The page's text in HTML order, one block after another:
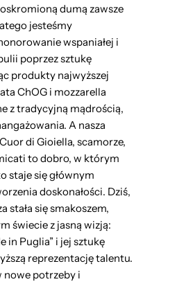
dumą zawsze
jesteśmy
wspaniałej i
poprzez sztukę
produkty najwyższej
ChOG i mozzarella
z tradycyjną mądrością,
A nasza
di Gioiella, scamorze,
to dobro, w którym
staje się głównym
doskonałości. Dziś,
stała się smakoszem,
świecie z jasną wizją:
in Puglia” i jej sztukę
reprezentację talentu.
nowe potrzeby i